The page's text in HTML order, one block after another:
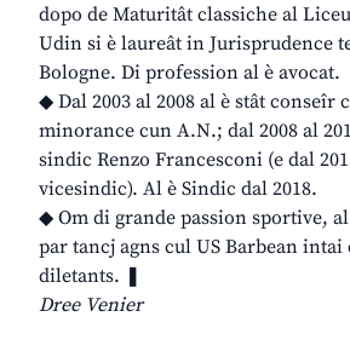
dopo de Maturitât classiche al
Udin si è laureât in Jurisprudence
Bologne. Di profession al è avocat.
◆ Dal 2003 al 2008 al è stât conseîr
minorance cun A.N.; dal 2008 al
sindic Renzo Francesconi (e dal
vicesindic). Al è Sindic dal 2018.
◆ Om di grande passion sportive,
par tancj agns cul US Barbean intai
diletants. ❚
Dree Venier